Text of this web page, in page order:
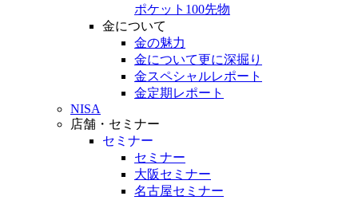
ポケット100先物
金について
金の魅力
金について更に深掘り
金スペシャルレポート
金定期レポート
NISA
店舗・セミナー
セミナー
セミナー
大阪セミナー
名古屋セミナー